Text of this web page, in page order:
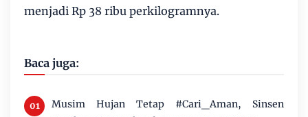
menjadi Rp 38 ribu perkilogramnya.
Baca juga:
Musim Hujan Tetap #Cari_Aman, Sinsen